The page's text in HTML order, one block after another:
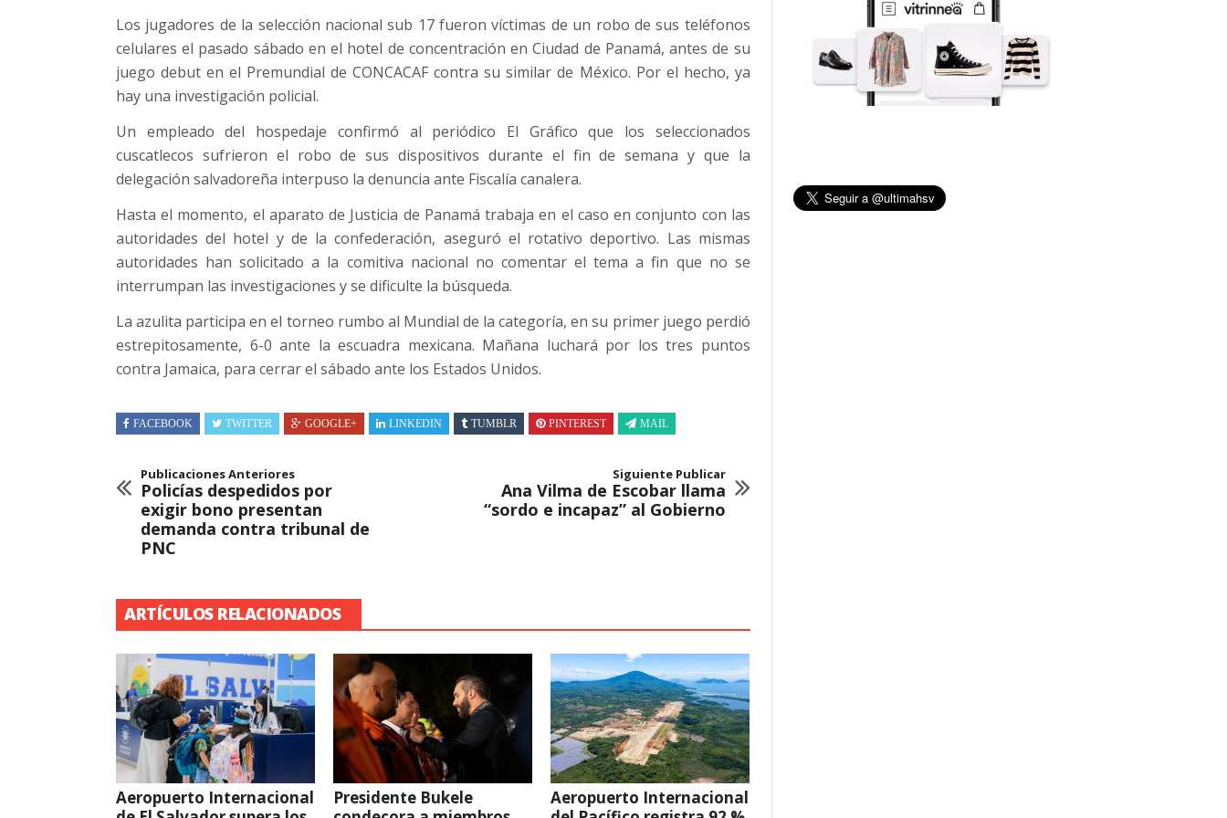
Los jugadores de la selección nacional sub 17 fueron víctimas de un robo de sus teléfonos
celulares el pasado sábado en el hotel de concentración en Ciudad de Panamá, antes de su
juego debut en el Premundial de CONCACAF contra su similar de México. Por el hecho, ya
hay una investigación policial.
Un empleado del hospedaje confirmó al periódico El Gráfico que los seleccionados
cuscatlecos sufrieron el robo de sus dispositivos durante el fin de semana y que la
delegación salvadoreña interpuso la denuncia ante Fiscalía canalera.
Hasta el momento, el aparato de Justicia de Panamá trabaja en el caso en conjunto con las
autoridades del hotel y de la confederación, aseguró el rotativo deportivo. Las mismas
autoridades han solicitado a la comitiva nacional no comentar el tema a fin que no se
interrumpan las investigaciones y se dificulte la búsqueda.
La azulita participa en el torneo rumbo al Mundial de la categoría, en su primer juego perdió
estrepitosamente, 6-0 ante la escuadra mexicana. Mañana luchará por los tres puntos
contra Jamaica, para cerrar el sábado ante los Estados Unidos.
FACEBOOK TWITTER GOOGLE+ LINKEDIN TUMBLR PINTEREST MAIL
Publicaciones Anteriores
Policías despedidos por
exigir bono presentan
demanda contra tribunal de
PNC
Siguiente Publicar
Ana Vilma de Escobar llama
“sordo e incapaz” al Gobierno
ARTÍCULOS RELACIONADOS
Aeropuerto Internacional
Presidente Bukele
Aeropuerto Internacional